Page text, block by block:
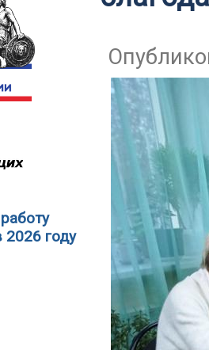
2026 году